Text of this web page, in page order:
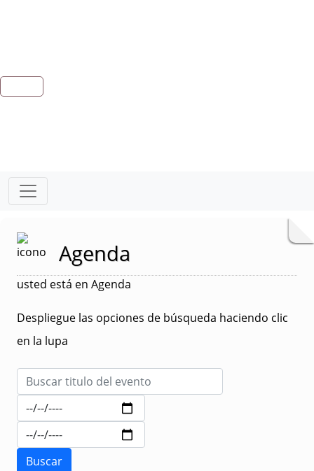
Agenda
usted está en Agenda
Despliegue las opciones de búsqueda haciendo clic
en la lupa